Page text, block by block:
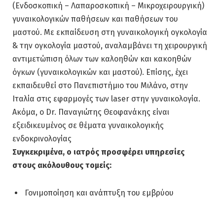
(Ενδοσκοπική – Λαπαροσκοπική – Μικροχειρουργική)
γυναικολογικών παθήσεων και παθήσεων του
μαστού. Με εκπαίδευση στη γυναικολογική ογκολογία
& την ογκολογία μαστού, αναλαμβάνει τη χειρουργική
αντιμετώπιση όλων των καλοηθών και κακοηθών
όγκων (γυναικολογικών και μαστού). Επίσης, έχει
εκπαιδευθεί στο Πανεπιστήμιο του Μιλάνο, στην
Ιταλία στις εφαρμογές των laser στην γυναικολογία.
Ακόμα, ο Dr. Παναγιώτης Θεοφανάκης είναι
εξειδικευμένος σε θέματα γυναικολογικής
ενδοκρινολογίας
Συγκεκριμένα, ο ιατρός προσφέρει υπηρεσίες
στους ακόλουθους τομείς:
Γονιμοποίηση και ανάπτυξη του εμβρύου